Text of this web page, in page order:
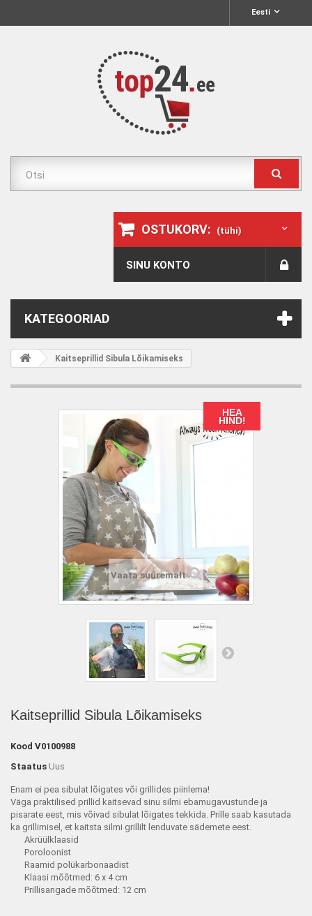
Eesti
OSTUKORV: (tühi)
SINU KONTO
KATEGOORIAD
Kaitseprillid Sibula Lõikamiseks
HEA
HIND!
Vaata suuremalt
Kaitseprillid Sibula Lõikamiseks
Kood V0100988
Staatus Uus
Enam ei pea sibulat lõigates või grillides piinlema!
Väga praktilised prillid kaitsevad sinu silmi ebamugavustunde ja
pisarate eest, mis võivad sibulat lõigates tekkida. Prille saab kasutada
ka grillimisel, et kaitsta silmi grillilt lenduvate sädemete eest.
Akrüülklaasid
Poroloonist
Raamid polükarbonaadist
Klaasi mõõtmed: 6 x 4 cm
Prillisangade mõõtmed: 12 cm